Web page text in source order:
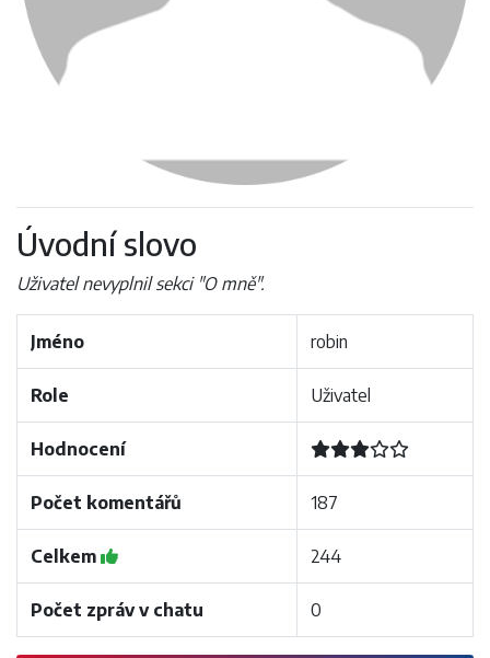
Úvodní slovo
Uživatel nevyplnil sekci "O mně".
Jméno robin
Role Uživatel
Hodnocení
Počet komentářů 187
Celkem 244
Počet zpráv v chatu 0